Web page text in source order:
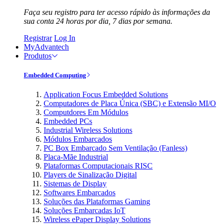
Faça seu registro para ter acesso rápido às informações da
sua conta 24 horas por dia, 7 dias por semana.
Registrar Log In
MyAdvantech
Produtos
Embedded Computing
Application Focus Embedded Solutions
Computadores de Placa Única (SBC) e Extensão MI/O
Computdores Em Módulos
Embedded PCs
Industrial Wireless Solutions
Módulos Embarcados
PC Box Embarcado Sem Ventilação (Fanless)
Placa-Mãe Industrial
Plataformas Computacionais RISC
Players de Sinalização Digital
Sistemas de Display
Softwares Embarcados
Soluções das Plataformas Gaming
Soluções Embarcadas IoT
Wireless ePaper Display Solutions